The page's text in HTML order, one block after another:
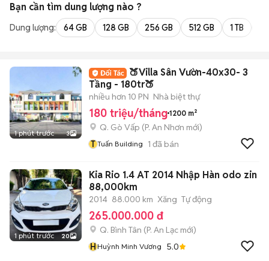
Bạn cần tìm dung lượng nào ?
Dung lượng: 64 GB 128 GB 256 GB 512 GB 1 TB
1 phút trước 3
🍑Villa Sân Vườn-40x30- 3
Tầng - 180tr🍑
nhiều hơn 10 PN Nhà biệt thự
180 triệu/tháng 1200 m²
Q. Gò Vấp (P. An Nhơn mới)
T Tuấn Building 1 đã bán
1 phút trước 20
Kia Rio 1.4 AT 2014 Nhập Hàn odo zin
88,000km
2014 88.000 km Xăng Tự động
265.000.000 đ
Q. Bình Tân (P. An Lạc mới)
HHuỳnh Minh Vương 5.0